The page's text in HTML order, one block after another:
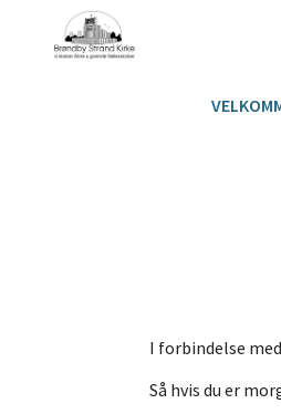
I forbindelse
Så hvis du er